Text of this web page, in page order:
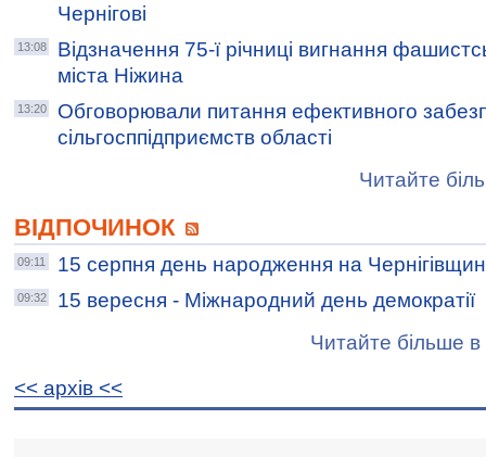
Чернігові
13:08
Відзначення 75-ї річниці вигнання
міста Ніжина
13:20
Обговорювали питання ефективного
сільгосппідприємств області
Читайте
ВІДПОЧИНОК
09:11 15 серпня день народження на
09:32
15 вересня - Міжнародний день демократії
Читайте більше в
<< архiв <<